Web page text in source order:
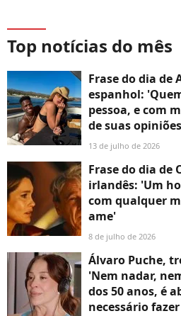
Top notícias do mês
Frase do dia
espanhol:
pessoa, e com
de suas
13 de julho de 2026
Frase do dia de
irlandês: 'Um
com qualquer
ame'
8 de julho de 2026
Álvaro Puche,
'Nem nadar,
dos 50 anos, é
necessário